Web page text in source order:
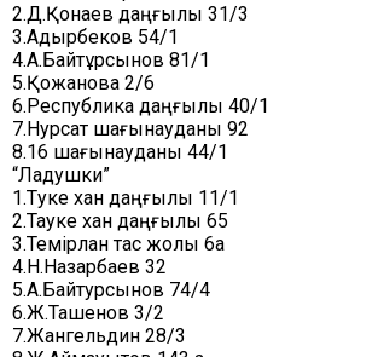
2.Д.Қонаев даңғылы 31/3
3.Адырбеков 54/1
4.А.Байтұрсынов 81/1
5.Қожанова 2/6
6.Республика даңғылы 40/1
7.Нурсат шағынауданы 92
8.16 шағынауданы 44/1
“Ладушки”
1.Тәуке хан даңғылы 11/1
2.Тауке хан даңғылы 65
3.Темірлан тас жолы 6а
4.Н.Назарбаев 32
5.А.Байтурсынов 74/4
6.Ж.Ташенов 3/2
7.Жангельдин 28/3